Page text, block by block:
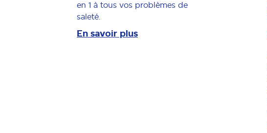
en 1 à tous vos problèmes de
saleté.
En savoir plus